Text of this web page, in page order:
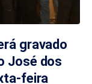
gravado
José dos
feira